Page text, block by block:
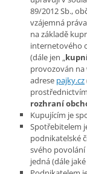
89/2012 Sb.,
vzájemná
na základě
internetového
(dále jen „
provozován
adrese pajky.cz
rozhraní
Kupujícím je
Spotřebitelem
podnikatelské
svého
jedná (dále